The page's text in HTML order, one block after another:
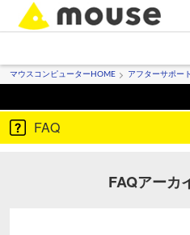
マウスコンピューターHOME アフターサポー
FAQ
FAQアーカ